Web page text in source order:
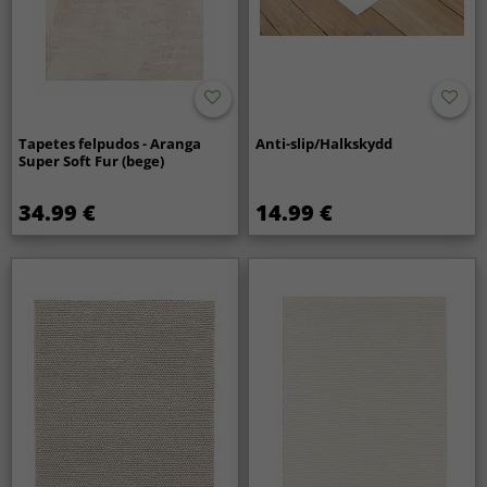
Tapetes felpudos - Aranga
Super Soft Fur (bege)
34.99 €
Anti-slip/Halkskydd
14.99 €